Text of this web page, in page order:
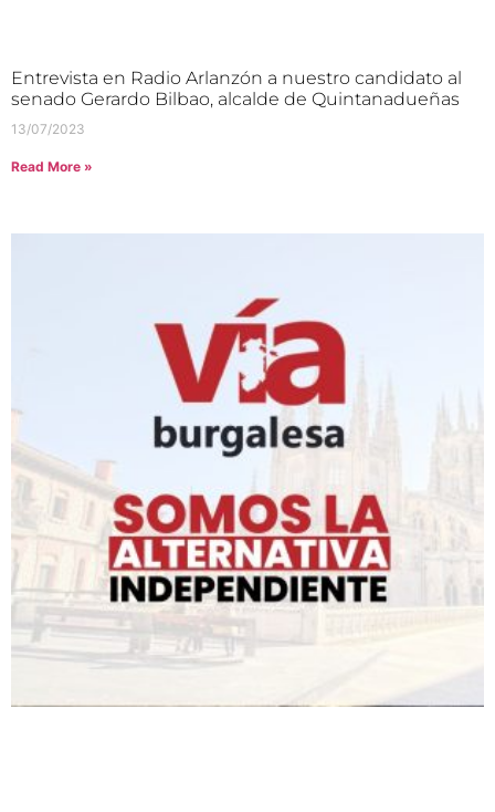
Entrevista en Radio Arlanzón a nuestro candidato al
senado Gerardo Bilbao, alcalde de Quintanadueñas
13/07/2023
Read More »